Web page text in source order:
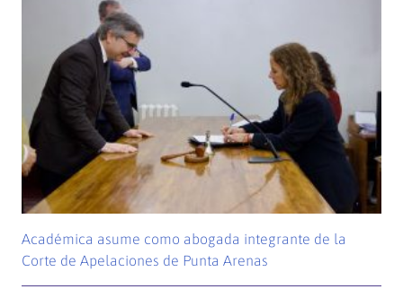
Académica asume como abogada integrante de la
Corte de Apelaciones de Punta Arenas